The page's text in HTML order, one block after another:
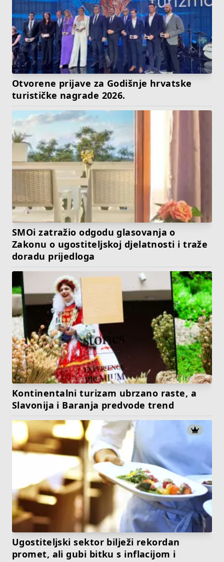
Otvorene prijave za Godišnje hrvatske
turističke nagrade 2026.
SMOi zatražio odgodu glasovanja o
Zakonu o ugostiteljskoj djelatnosti i traže
doradu prijedloga
Kontinentalni turizam ubrzano raste, a
Slavonija i Baranja predvode trend
Ugostiteljski sektor bilježi rekordan
promet, ali gubi bitku s inflacijom i